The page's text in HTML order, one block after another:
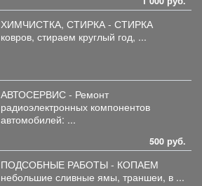
ХИМЧИСТКА, СТИРКА - СТИРКА
ковров, стираем круглый год, ...
АВТОСЕРВИС - Ремонт
радиоэлектронных компонентов
автомобилей: ...
500 руб.
ПОДСОБНЫЕ РАБОТЫ - КОПАЕМ
небольшие сливные ямы, траншеи, в ...